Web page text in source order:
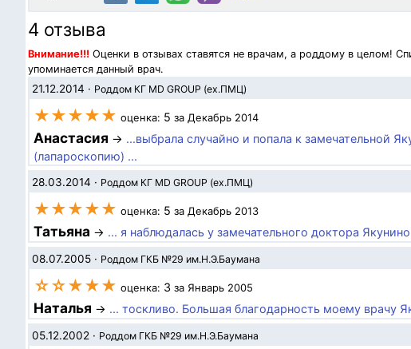
4 отзыва
Внимание!!! Оценки в отзывах ставятся не врачам, а роддому в целом!
упоминается данный врач.
21.12.2014 · Роддом КГ MD GROUP (ex.ПМЦ)
★★★★★ оценка: 5 за Декабрь 2014
Анастасия → ...выбрала случайно и попала к замечательной
(лапароскопию) ...
28.03.2014 · Роддом КГ MD GROUP (ex.ПМЦ)
★★★★★ оценка: 5 за Декабрь 2013
Татьяна → ... я наблюдалась у замечательного доктора
08.07.2005 · Роддом ГКБ №29 им.Н.Э.Баумана
☆☆★★★ оценка: 3 за Январь 2005
Наталья → ... тоскливо. Большая благодарность моему врачу
05.12.2002 · Роддом ГКБ №29 им.Н.Э.Баумана